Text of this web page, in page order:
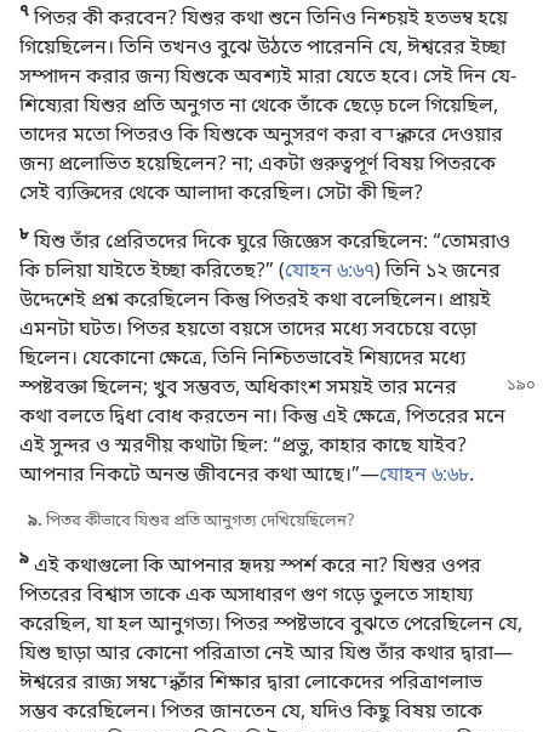
৭পিতর কী করবেন? যিশুর কথা শুনে তিনিও নিশ্চয়ই হতভম্ব হয়ে
গিয়েছিলেন। তিনি তখনও বুঝে উঠতে পারেননি যে, ঈশ্বরের ইচ্ছা
সম্পাদন করার জন্য যিশুকে অবশ্যই মারা যেতে হবে। সেই দিন যে-
শিষ্যেরা যিশুর প্রতি অনুগত না থেকে তাঁকে ছেড়ে চলে গিয়েছিল,
তাদের মতো পিতরও কি যিশুকে অনুসরণ করা বন্ধ করে দেওয়ার
জন্য প্রলোভিত হয়েছিলেন? না; একটা গুরুত্বপূর্ণ বিষয় পিতরকে
সেই ব্যক্তিদের থেকে আলাদা করেছিল। সেটা কী ছিল?
৮যিশু তাঁর প্রেরিতদের দিকে ঘুরে জিজ্ঞেস করেছিলেন: “তোমরাও
কি চলিয়া যাইতে ইচ্ছা করিতেছ?” (যোহন ৬:৬৭) তিনি ১২ জনের
উদ্দেশেই প্রশ্ন করেছিলেন কিন্তু পিতরই কথা বলেছিলেন। প্রায়ই
এমনটা ঘটত। পিতর হয়তো বয়সে তাদের মধ্যে সবচেয়ে বড়ো
ছিলেন। যেকোনো ক্ষেত্রে, তিনি নিশ্চিতভাবেই শিষ্যদের মধ্যে
স্পষ্টবক্তা ছিলেন; খুব সম্ভবত,অধিকাংশ সময়ই তার মনের
কথা বলতে দ্বিধা বোধ করতেন না। কিন্তু এই ক্ষেত্রে, পিতরের মনে
এই সুন্দর ও স্মরণীয় কথাটা ছিল: “প্রভু, কাহার কাছে যাইব?
আপনার নিকটে অনন্ত জীবনের কথা আছে।”—যোহন ৬:৬৮.
৯. পিতর কীভাবে যিশুর প্রতি আনুগত্য দেখিয়েছিলেন?
৯ এই কথাগুলো কি আপনার হৃদয় স্পর্শ করে না? যিশুর ওপর
পিতরের বিশ্বাস তাকে এক অসাধারণ গুণ গড়ে তুলতে সাহায্য
করেছিল, যা হল আনুগত্য। পিতর স্পষ্টভাবে বুঝতে পেরেছিলেন যে,
যিশু ছাড়া আর কোনো পরিত্রাতা নেই আর যিশু তাঁর কথার দ্বারা—
ঈশ্বরের রাজ্য সম্বন্ধে তাঁর শিক্ষার দ্বারা লোকেদের পরিত্রাণলাভ
সম্ভব করেছিলেন। পিতর জানতেন যে, যদিও কিছু বিষয় তাকে